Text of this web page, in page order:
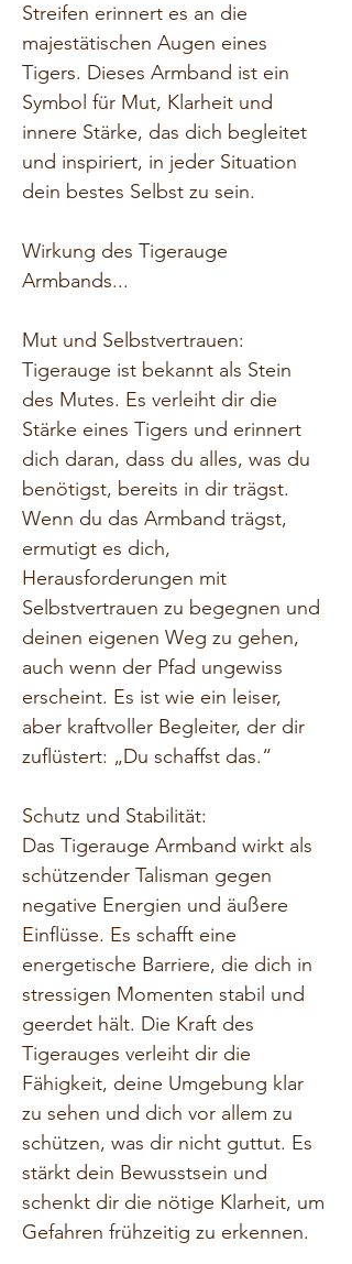
Streifen erinnert es an die
majestätischen Augen eines
Tigers. Dieses Armband ist ein
Symbol für Mut, Klarheit und
innere Stärke, das dich begleitet
und inspiriert, in jeder Situation
dein bestes Selbst zu sein.
Wirkung des Tigerauge
Armbands...
Mut und Selbstvertrauen:
Tigerauge ist bekannt als Stein
des Mutes. Es verleiht dir die
Stärke eines Tigers und erinnert
dich daran, dass du alles, was du
benötigst, bereits in dir trägst.
Wenn du das Armband trägst,
ermutigt es dich,
Herausforderungen mit
Selbstvertrauen zu begegnen und
deinen eigenen Weg zu gehen,
auch wenn der Pfad ungewiss
erscheint. Es ist wie ein leiser,
aber kraftvoller Begleiter, der dir
zuflüstert: „Du schaffst das.“
Schutz und Stabilität:
Das Tigerauge Armband wirkt als
schützender Talisman gegen
negative Energien und äußere
Einflüsse. Es schafft eine
energetische Barriere, die dich in
stressigen Momenten stabil und
geerdet hält. Die Kraft des
Tigerauges verleiht dir die
Fähigkeit, deine Umgebung klar
zu sehen und dich vor allem zu
schützen, was dir nicht guttut. Es
stärkt dein Bewusstsein und
schenkt dir die nötige Klarheit, um
Gefahren frühzeitig zu erkennen.